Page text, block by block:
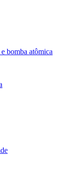
bomba atômica